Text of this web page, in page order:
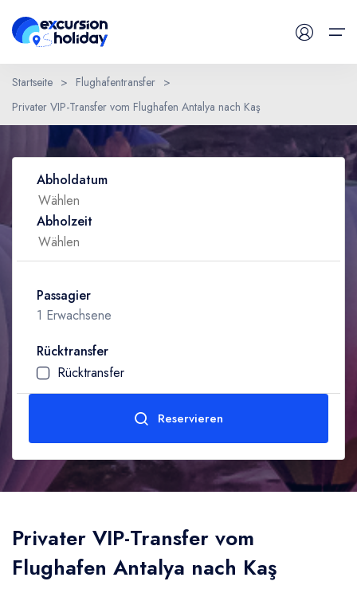
Tägliche Tour
Flughafentransfer
Blog
Kontaktiere uns
Startseite > Flughafentransfer >
Privater VIP-Transfer vom Flughafen Antalya nach Kaş
Abholdatum
Abholzeit
Passagier
1 Erwachsene
Erwachsene
1
Kind
Age (0-10)
0
Rücktransfer
Rücktransfer
Reservieren
Privater VIP-Transfer vom
Flughafen Antalya nach Kaş
Eine Frage haben ?